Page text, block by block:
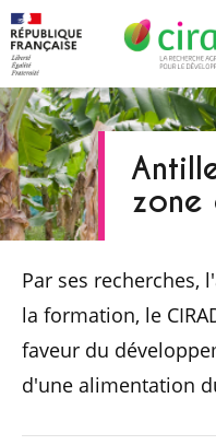
zone
Par ses recherches,
la formation, le
faveur du
d'une alimentation